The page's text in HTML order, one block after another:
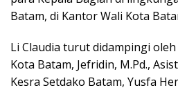
Batam, di Kantor Wali Kota
Li Claudia turut didampingi
Kota Batam, Jefridin, M.Pd.,
Kesra Setdako Batam, Yusfa